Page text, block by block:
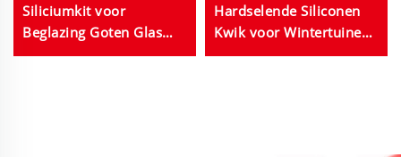
Siliciumkit voor
Beglazing Goten Glas
Aluminium Transparant
Hardselende Siliconen
Kwik voor Wintertuinen
Glasgevels Hoge Sterkte